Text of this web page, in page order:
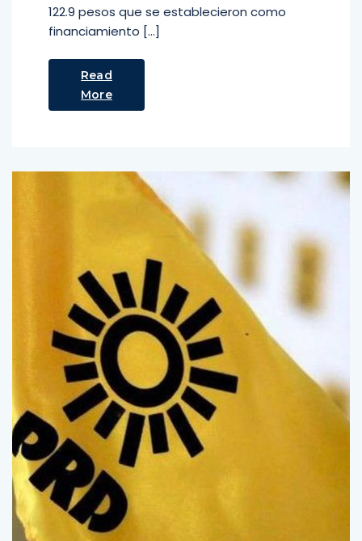
122.9 pesos que se establecieron como
financiamiento […]
Read
More